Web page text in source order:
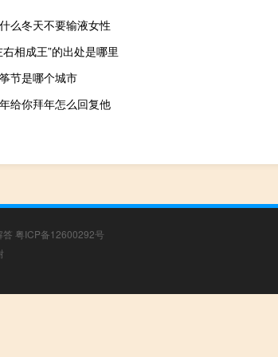
么冬天不要输液女性
右相成王”的出处是哪里
节是哪个城市
给你拜年怎么回复他
答 粤ICP备12600292号